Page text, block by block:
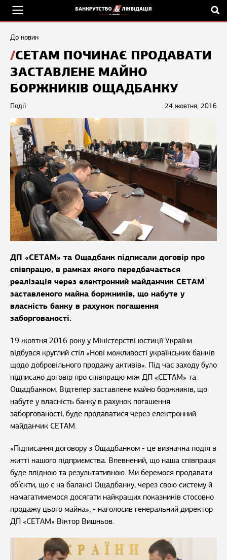
До новин
СЕТАМ ПОЧИНАЄ ПРОДАВАТИ
ЗАСТАВЛЕНЕ МАЙНО
БОРЖНИКІВ ОЩАДБАНКУ
24 жовтня, 2016
Події
ДП «СЕТАМ» та Ощадбанк підписали договір про
співпрацю, в рамках якого передбачається
реалізація через електронний майданчик СЕТАМ
заставленого майна боржників, що набуте у
власність банку в рахунок погашення
заборгованості.
19 жовтня 2016 року у Міністерстві юстиції України
відбувся круглий стіл «Нові можливості українських банків
щодо добровільного продажу активів». Під час заходу було
підписано договір про співпрацю між ДП «СЕТАМ» та
Ощадбанком. Відтепер заставлене майно боржників, що
набуте у власність банку в рахунок погашення
заборгованості, буде продаватися через електронний
майданчик СЕТАМ.
«Підписання договору з Ощадбанком - це визначна подія в
житті нашого підприємства. Впевнений, що наша співпраця
буде плідною та результативною. Ми беремося продавати
об’єкти, що є на балансі Ощадбанку, через свою систему й
намагатимемося досягати найкращих показників стосовно
продажу цього майна», - наголосив генеральний директор
ДП «СЕТАМ» Віктор Вишньов.